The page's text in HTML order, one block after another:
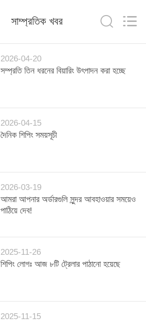
সাম্প্রতিক খবর
2026-04-20
সম্প্রতি তিন ধরনের বিয়ারিং উৎপাদন করা হচ্ছে
2026-04-15
দৈনিক শিপিং সময়সূচী
2026-03-19
আমরা আপনার অর্ডারগুলি সুন্দর আবহাওয়ার সময়েও
পাঠিয়ে দেব!
2025-11-26
শিপিং লোগঃ আজ ৮টি ট্রেলার পাঠানো হয়েছে
2025-11-15